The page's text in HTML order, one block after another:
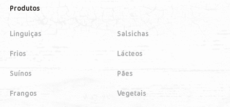
Produtos
Linguiças
Frios
Suínos
Frangos
Salsichas
Lácteos
Pães
Vegetais